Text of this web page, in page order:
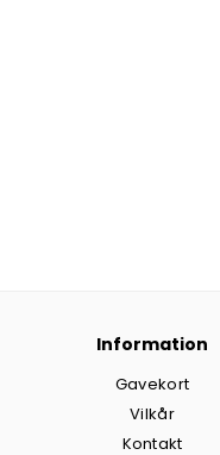
Information
Gavekort
Vilkår
Kontakt